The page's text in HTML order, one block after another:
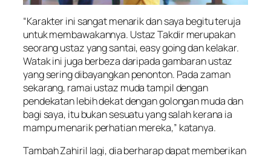
“Karakter ini sangat menarik dan saya begitu teruja
untuk membawakannya. Ustaz Takdir merupakan
seorang ustaz yang santai, easy going dan kelakar.
Watak ini juga berbeza daripada gambaran ustaz
yang sering dibayangkan penonton. Pada zaman
sekarang, ramai ustaz muda tampil dengan
pendekatan lebih dekat dengan golongan muda dan
bagi saya, itu bukan sesuatu yang salah kerana ia
mampu menarik perhatian mereka,” katanya.
Tambah Zahiril lagi, dia berharap dapat memberikan